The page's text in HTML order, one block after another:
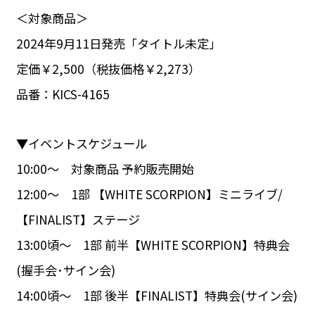
＜対象商品＞
2024年9月11日発売「タイトル未定」
定価￥2,500（税抜価格￥2,273）
品番：KICS-4165
▼イベントスケジュール
10:00～ 対象商品 予約販売開始
12:00～ 1部 【WHITE SCORPION】ミニライブ/
【FINALIST】ステージ
13:00頃～ 1部 前半【WHITE SCORPION】特典会
(握手会･サイン会)
14:00頃～ 1部 後半【FINALIST】特典会(サイン会)